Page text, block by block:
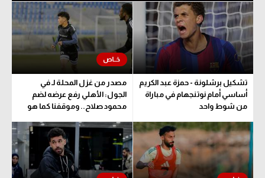
تشكيل برشلونة - حمزة عبد الكريم
أساسي أمام نوتنجهام في مباراة
من شوط واحد
مصدر من غزل المحلة لـ في
الجول: الأهلي رفع عرضه لضم
محمود صلاح.. وموقفنا كما هو